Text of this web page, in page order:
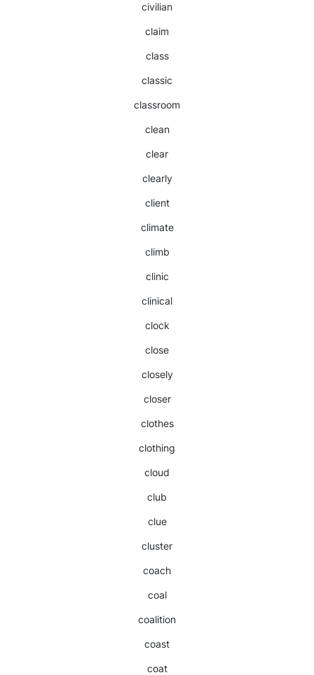
civilian
claim
class
classic
classroom
clean
clear
clearly
client
climate
climb
clinic
clinical
clock
close
closely
closer
clothes
clothing
cloud
club
clue
cluster
coach
coal
coalition
coast
coat